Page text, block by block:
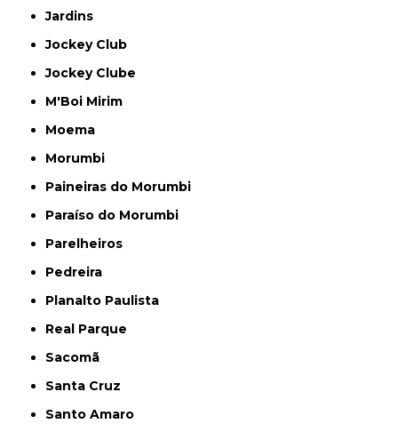
Jardins
Jockey Club
Jockey Clube
M'Boi Mirim
Moema
Morumbi
Paineiras do Morumbi
Paraíso do Morumbi
Parelheiros
Pedreira
Planalto Paulista
Real Parque
Sacomã
Santa Cruz
Santo Amaro